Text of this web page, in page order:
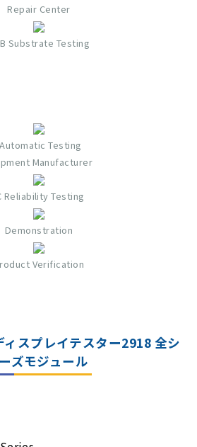
Repair Center
Substrate Testing
Automatic Testing
Manufacturer
Reliability Testing
Demonstration
Verification
スプレイテスター2918 全シ
ズモジュール